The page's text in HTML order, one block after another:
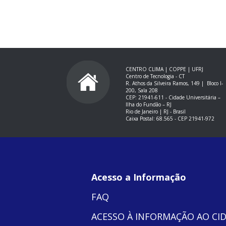
CENTRO CLIMA | COPPE | UFRJ
Centro de Tecnologia - CT
R. Athos da Silveira Ramos, 149 |
Bloco I-
200, Sala 208
CEP: 21941-611 - Cidade Universitária –
Ilha do Fundão – RJ
Rio de Janeiro | RJ - Brasil
Caixa Postal: 68.565 - CEP 21941-972
Acesso a Informação
FAQ
ACESSO À INFORMAÇÃO AO